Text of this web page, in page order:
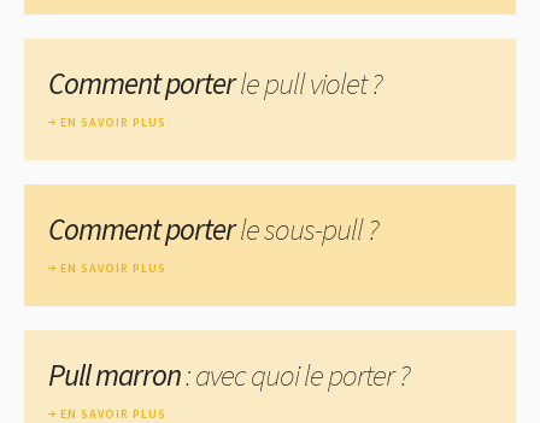
Comment porterle pull violet ?
EN SAVOIR PLUS
Comment porterle sous-pull ?
EN SAVOIR PLUS
Pull marron: avec quoi le porter ?
EN SAVOIR PLUS